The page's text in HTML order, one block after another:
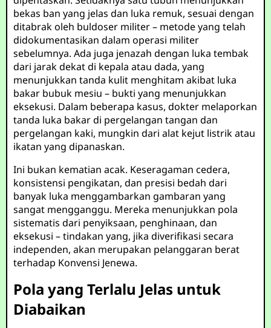
bekas ban yang jelas dan luka remuk, sesuai dengan
ditabrak oleh buldoser militer – metode yang telah
didokumentasikan dalam operasi militer
sebelumnya. Ada juga jenazah dengan luka tembak
dari jarak dekat di kepala atau dada, yang
menunjukkan tanda kulit menghitam akibat luka
bakar bubuk mesiu – bukti yang menunjukkan
eksekusi. Dalam beberapa kasus, dokter melaporkan
tanda luka bakar di pergelangan tangan dan
pergelangan kaki, mungkin dari alat kejut listrik atau
ikatan yang dipanaskan.
Ini bukan kematian acak. Keseragaman cedera,
konsistensi pengikatan, dan presisi bedah dari
banyak luka menggambarkan gambaran yang
sangat mengganggu. Mereka menunjukkan pola
sistematis dari penyiksaan, penghinaan, dan
eksekusi – tindakan yang, jika diverifikasi secara
independen, akan merupakan pelanggaran berat
terhadap Konvensi Jenewa.
Pola yang Terlalu Jelas untuk
Diabaikan